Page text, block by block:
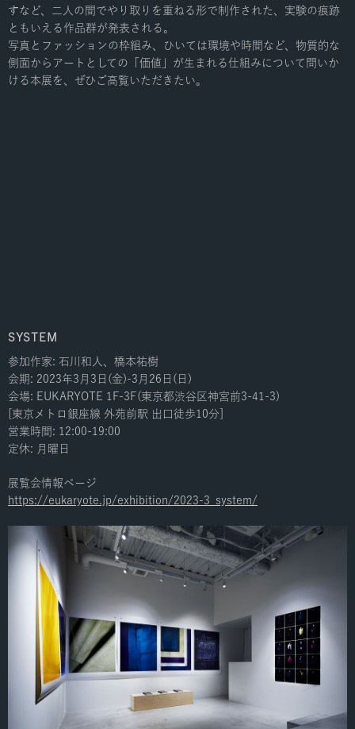
すなど、二人の間でやり取りを重ねる形で制作された、実験の痕跡
ともいえる作品群が発表される。
写真とファッションの枠組み、ひいては環境や時間など、物質的な
側面からアートとしての「価値」が生まれる仕組みについて問いか
ける本展を、ぜひご高覧いただきたい。
SYSTEM
参加作家: 石川和人、橋本祐樹
会期: 2023年3月3日(金)-3月26日(日)
会場: EUKARYOTE 1F-3F(東京都渋谷区神宮前3-41-3)
[東京メトロ銀座線 外苑前駅 出口徒歩10分]
営業時間: 12:00-19:00
定休: 月曜日
展覧会情報ページ
https://eukaryote.jp/exhibition/2023-3_system/